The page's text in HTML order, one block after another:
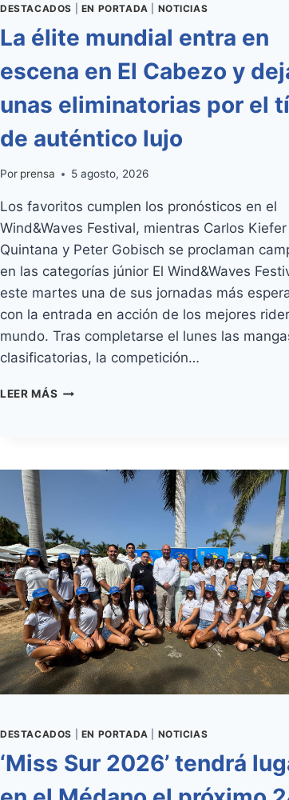
DESTACADOS EN PORTADA NOTICIAS
La élite mundial entra en
escena en El Cabezo y
unas eliminatorias por el
de auténtico lujo
Por prensa 5 agosto, 2026
Los favoritos cumplen los pronósticos en el
Wind&Waves Festival, mientras Carlos Kiefer
Quintana y Peter Gobisch se proclaman
en las categorías júnior El Wind&Waves
este martes una de sus jornadas más
con la entrada en acción de los mejores
mundo. Tras completarse el lunes las
clasificatorias, la competición…
LEER MÁS LA
ESCENA
CABEZO
Y
DEJA
UNAS
ELIMINATORIAS
POR
EL
TÍTULO
DE
AUTÉNTICO
LUJO
DESTACADOS EN PORTADA NOTICIAS
‘Miss Sur 2026’ tendrá